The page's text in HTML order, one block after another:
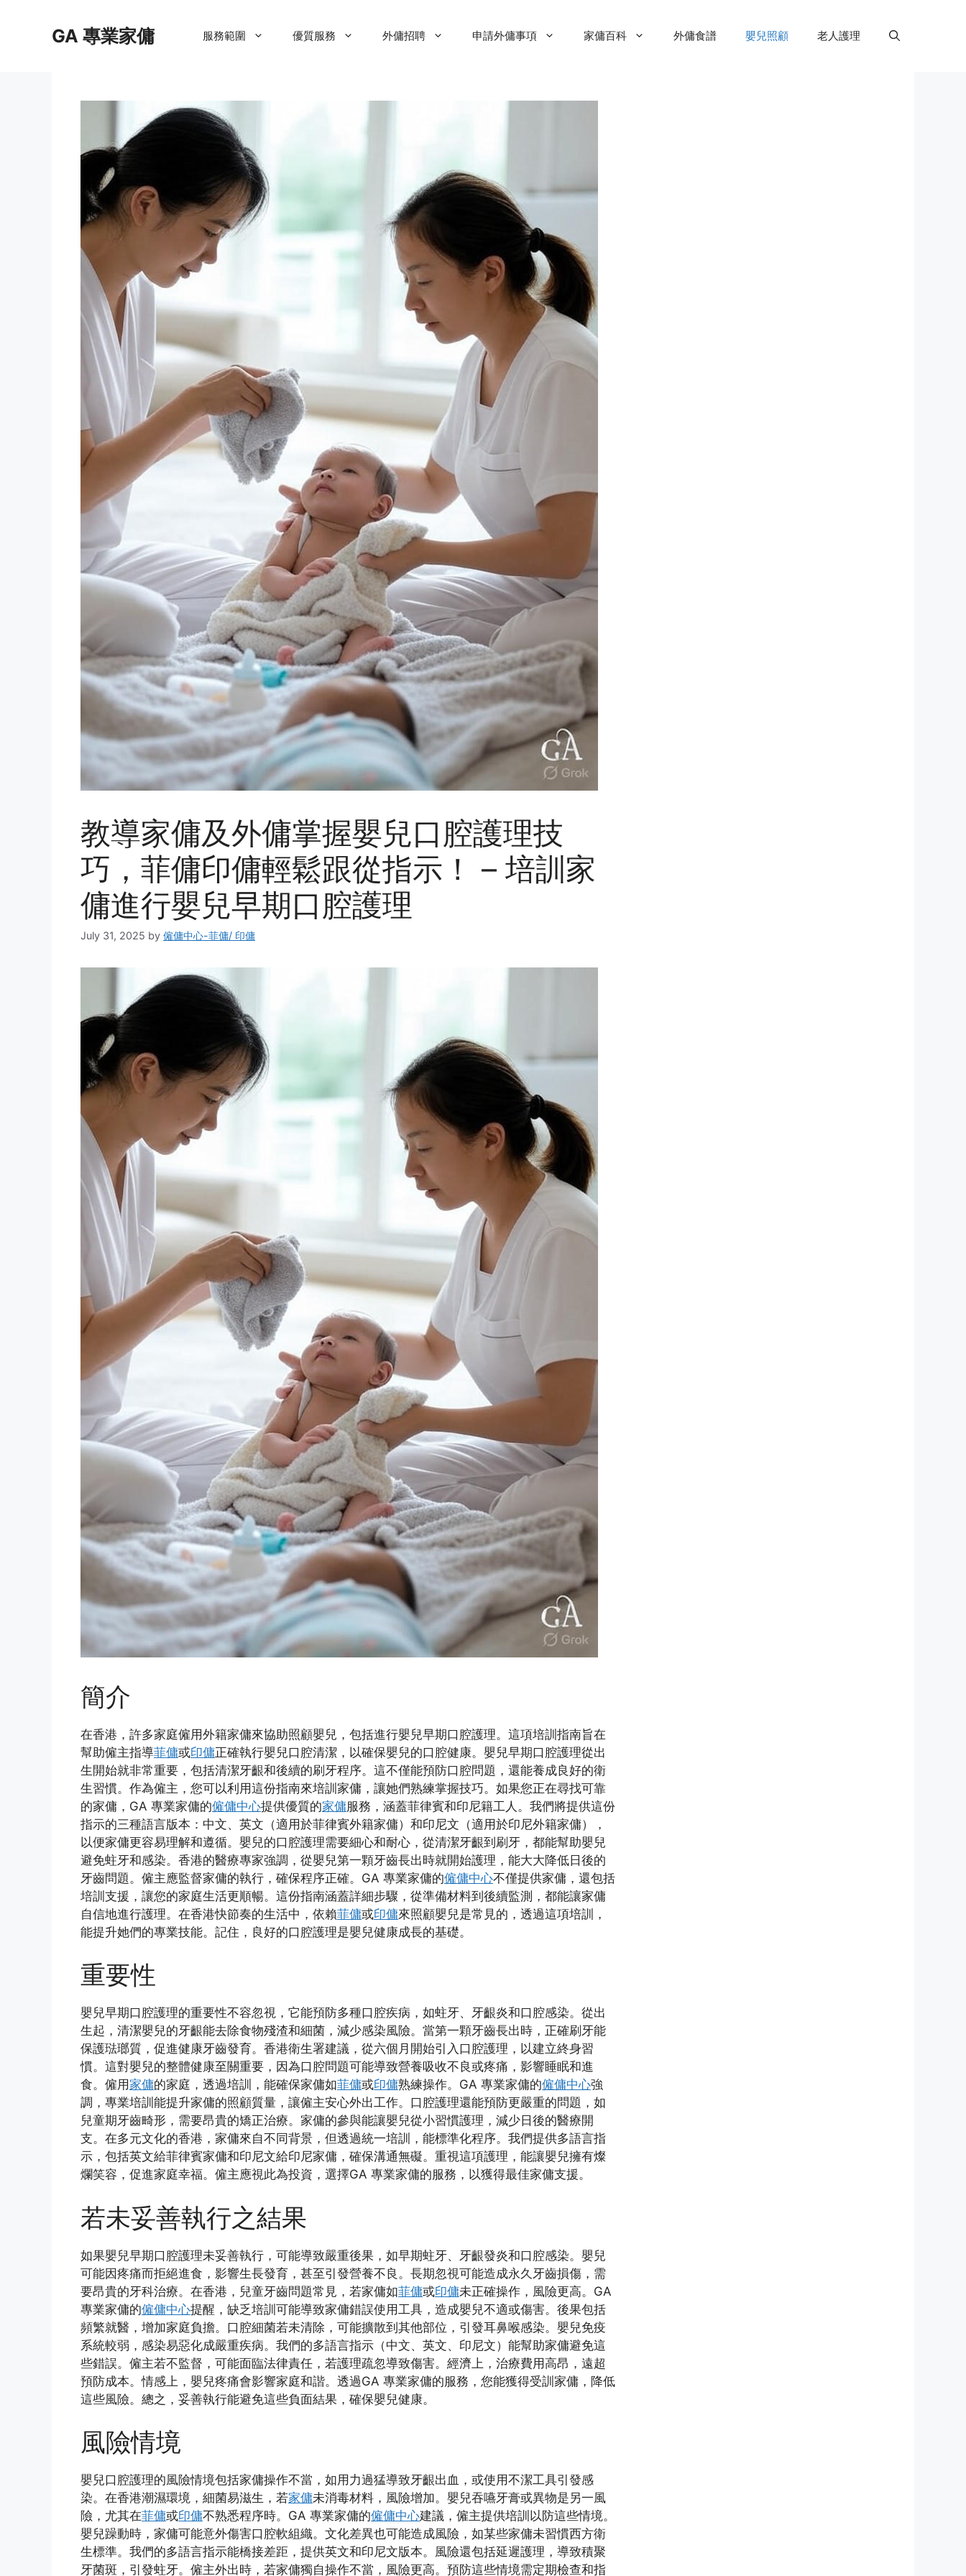
GA 專業家傭 服務範圍 優質服務 外傭招聘 申請外傭事項 家傭百科 外傭食譜 嬰兒照顧 老人護理
教導家傭及外傭掌握嬰兒口腔護理技
巧，菲傭印傭輕鬆跟從指示！ – 培訓家
傭進行嬰兒早期口腔護理
July 31, 2025 by 僱傭中心-菲傭/ 印傭
簡介
在香港，許多家庭僱用外籍家傭來協助照顧嬰兒，包括進行嬰兒早期口腔護理。這項培訓指南旨在
幫助僱主指導菲傭或印傭正確執行嬰兒口腔清潔，以確保嬰兒的口腔健康。嬰兒早期口腔護理從出
生開始就非常重要，包括清潔牙齦和後續的刷牙程序。這不僅能預防口腔問題，還能養成良好的衛
生習慣。作為僱主，您可以利用這份指南來培訓家傭，讓她們熟練掌握技巧。如果您正在尋找可靠
的家傭，GA 專業家傭的僱傭中心提供優質的家傭服務，涵蓋菲律賓和印尼籍工人。我們將提供這份
指示的三種語言版本：中文、英文（適用於菲律賓外籍家傭）和印尼文（適用於印尼外籍家傭），
以便家傭更容易理解和遵循。嬰兒的口腔護理需要細心和耐心，從清潔牙齦到刷牙，都能幫助嬰兒
避免蛀牙和感染。香港的醫療專家強調，從嬰兒第一顆牙齒長出時就開始護理，能大大降低日後的
牙齒問題。僱主應監督家傭的執行，確保程序正確。GA 專業家傭的僱傭中心不僅提供家傭，還包括
培訓支援，讓您的家庭生活更順暢。這份指南涵蓋詳細步驟，從準備材料到後續監測，都能讓家傭
自信地進行護理。在香港快節奏的生活中，依賴菲傭或印傭來照顧嬰兒是常見的，透過這項培訓，
能提升她們的專業技能。記住，良好的口腔護理是嬰兒健康成長的基礎。
重要性
嬰兒早期口腔護理的重要性不容忽視，它能預防多種口腔疾病，如蛀牙、牙齦炎和口腔感染。從出
生起，清潔嬰兒的牙齦能去除食物殘渣和細菌，減少感染風險。當第一顆牙齒長出時，正確刷牙能
保護琺瑯質，促進健康牙齒發育。香港衛生署建議，從六個月開始引入口腔護理，以建立終身習
慣。這對嬰兒的整體健康至關重要，因為口腔問題可能導致營養吸收不良或疼痛，影響睡眠和進
食。僱用 家傭的家庭，透過培訓，能確保家傭如菲傭或印傭熟練操作。GA 專業家傭的僱傭中心強
調，專業培訓能提升家傭的照顧質量，讓僱主安心外出工作。口腔護理還能預防更嚴重的問題，如
兒童期牙齒畸形，需要昂貴的矯正治療。家傭的參與能讓嬰兒從小習慣護理，減少日後的醫療開
支。在多元文化的香港，家傭來自不同背景，但透過統一培訓，能標準化程序。我們提供多語言指
示，包括英文給菲律賓家傭和印尼文給印尼家傭，確保溝通無礙。重視這項護理，能讓嬰兒擁有燦
爛笑容，促進家庭幸福。僱主應視此為投資，選擇GA 專業家傭的服務，以獲得最佳家傭支援。
若未妥善執行之結果
如果嬰兒早期口腔護理未妥善執行，可能導致嚴重後果，如早期蛀牙、牙齦發炎和口腔感染。嬰兒
可能因疼痛而拒絕進食，影響生長發育，甚至引發營養不良。長期忽視可能造成永久牙齒損傷，需
要昂貴的牙科治療。在香港，兒童牙齒問題常見，若家傭如菲傭或印傭未正確操作，風險更高。GA
專業家傭的僱傭中心提醒，缺乏培訓可能導致家傭錯誤使用工具，造成嬰兒不適或傷害。後果包括
頻繁就醫，增加家庭負擔。口腔細菌若未清除，可能擴散到其他部位，引發耳鼻喉感染。嬰兒免疫
系統較弱，感染易惡化成嚴重疾病。我們的多語言指示（中文、英文、印尼文）能幫助家傭避免這
些錯誤。僱主若不監督，可能面臨法律責任，若護理疏忽導致傷害。經濟上，治療費用高昂，遠超
預防成本。情感上，嬰兒疼痛會影響家庭和諧。透過GA 專業家傭的服務，您能獲得受訓家傭，降低
這些風險。總之，妥善執行能避免這些負面結果，確保嬰兒健康。
風險情境
嬰兒口腔護理的風險情境包括家傭操作不當，如用力過猛導致牙齦出血，或使用不潔工具引發感
染。在香港潮濕環境，細菌易滋生，若家傭未消毒材料，風險增加。嬰兒吞嚥牙膏或異物是另一風
險，尤其在菲傭或印傭不熟悉程序時。GA 專業家傭的僱傭中心建議，僱主提供培訓以防這些情境。
嬰兒躁動時，家傭可能意外傷害口腔軟組織。文化差異也可能造成風險，如某些家傭未習慣西方衛
生標準。我們的多語言指示能橋接差距，提供英文和印尼文版本。風險還包括延遲護理，導致積聚
牙菌斑，引發蛀牙。僱主外出時，若家傭獨自操作不當，風險更高。預防這些情境需定期檢查和指